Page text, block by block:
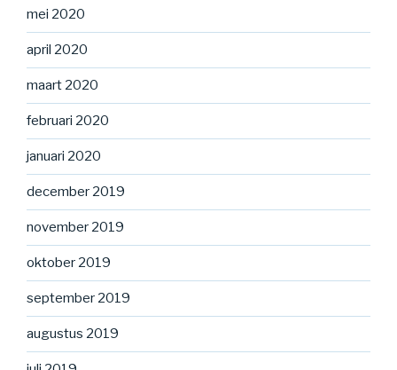
mei 2020
april 2020
maart 2020
februari 2020
januari 2020
december 2019
november 2019
oktober 2019
september 2019
augustus 2019